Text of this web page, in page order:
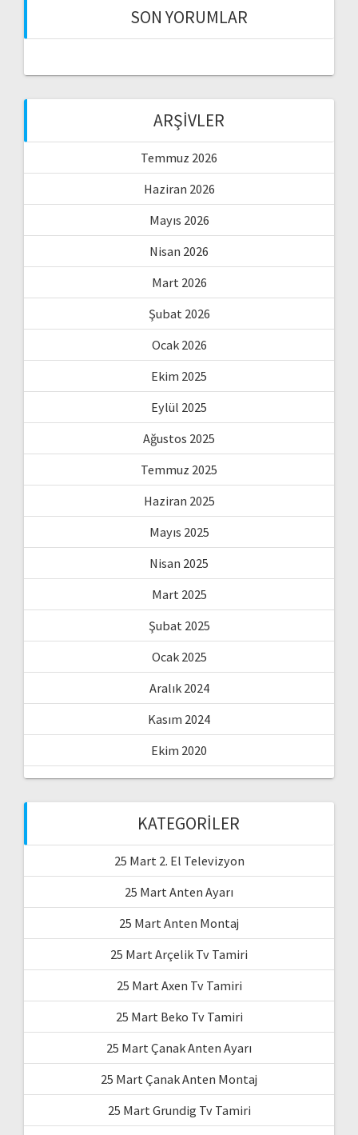
SON YORUMLAR
ARŞIVLER
Temmuz 2026
Haziran 2026
Mayıs 2026
Nisan 2026
Mart 2026
Şubat 2026
Ocak 2026
Ekim 2025
Eylül 2025
Ağustos 2025
Temmuz 2025
Haziran 2025
Mayıs 2025
Nisan 2025
Mart 2025
Şubat 2025
Ocak 2025
Aralık 2024
Kasım 2024
Ekim 2020
KATEGORILER
25 Mart 2. El Televizyon
25 Mart Anten Ayarı
25 Mart Anten Montaj
25 Mart Arçelik Tv Tamiri
25 Mart Axen Tv Tamiri
25 Mart Beko Tv Tamiri
25 Mart Çanak Anten Ayarı
25 Mart Çanak Anten Montaj
25 Mart Grundig Tv Tamiri